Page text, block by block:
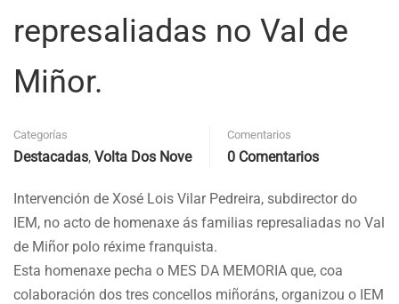
represaliadas no Val de
Miñor.
Categorías
Destacadas, Volta Dos Nove
Comentarios
0 Comentarios
Intervención de Xosé Lois Vilar Pedreira, subdirector do
IEM, no acto de homenaxe ás familias represaliadas no Val
de Miñor polo réxime franquista.
Esta homenaxe pecha o MES DA MEMORIA que, coa
colaboración dos tres concellos miñoráns, organizou o IEM